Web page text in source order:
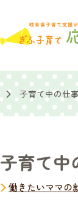
子育て中の仕
子育て中
働きたいママの